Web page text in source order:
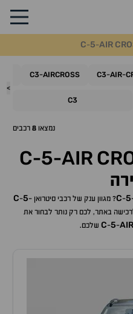
C-5-AIR
>
C3-AIR-
C3-AIRCROSS
C3
נמצאו 8 רכבים
C-5-AIR
C-5 ? מגוון ענק של רכבי סיטרואן C-5-
זמינים לרכישה באתר, לכם רק נותר לבחור את
C-5-AIR שלכם.